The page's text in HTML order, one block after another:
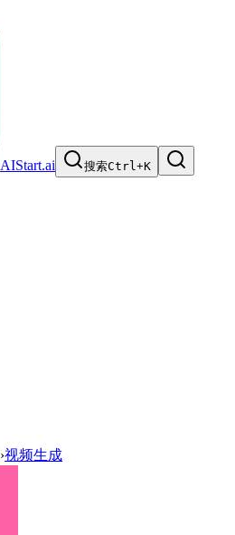
AIStart.ai 搜索Ctrl+K
›视频生成